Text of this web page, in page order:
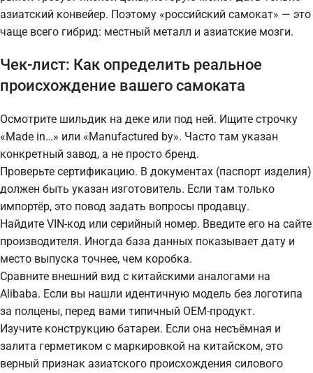
азиатский конвейер. Поэтому «российский самокат» — это
чаще всего гибрид: местный металл и азиатские мозги.
Чек-лист: Как определить реальное
происхождение вашего самоката
Осмотрите шильдик на деке или под ней. Ищите строчку
«Made in…» или «Manufactured by». Часто там указан
конкретный завод, а не просто бренд.
Проверьте сертификацию. В документах (паспорт изделия)
должен быть указан изготовитель. Если там только
импортёр, это повод задать вопросы продавцу.
Найдите VIN-код или серийный номер. Введите его на сайте
производителя. Иногда база данных показывает дату и
место выпуска точнее, чем коробка.
Сравните внешний вид с китайскими аналогами на
Alibaba. Если вы нашли идентичную модель без логотипа
за полцены, перед вами типичный OEM-продукт.
Изучите конструкцию батареи. Если она несъёмная и
залита герметиком с маркировкой на китайском, это
верный признак азиатского происхождения силового